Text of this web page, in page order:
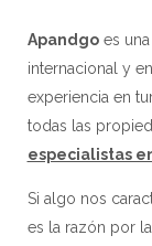
Apandgoes una
internacional y
experiencia en
todas las
especialistas
Si algo nos
es la razón por